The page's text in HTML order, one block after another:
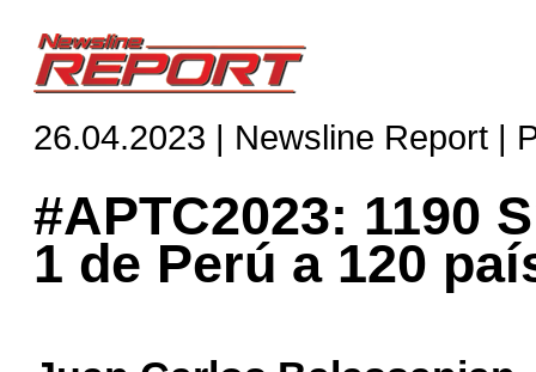
26.04.2023 | Newsline Report |
#APTC2023: 1190
1 de Perú a 120